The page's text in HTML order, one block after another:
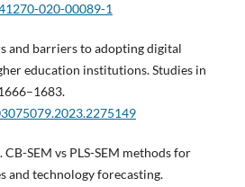
020-00089-1
and barriers to adopting digital
education institutions. Studies in
CB-SEM vs PLS-SEM methods for
and technology forecasting.